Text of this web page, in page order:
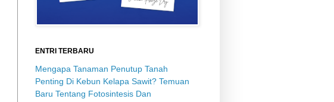
ENTRI TERBARU
Mengapa Tanaman Penutup Tanah
Penting Di Kebun Kelapa Sawit? Temuan
Baru Tentang Fotosintesis Dan